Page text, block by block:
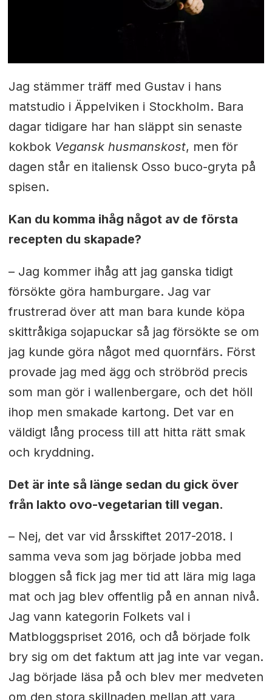
Jag stämmer träff med Gustav i hans
matstudio i Äppelviken i Stockholm. Bara
dagar tidigare har han släppt sin senaste
kokbok Vegansk husmanskost, men för
dagen står en italiensk Osso buco-gryta på
spisen.
Kan du komma ihåg något av de första
recepten du skapade?
– Jag kommer ihåg att jag ganska tidigt
försökte göra hamburgare. Jag var
frustrerad över att man bara kunde köpa
skittråkiga sojapuckar så jag försökte se om
jag kunde göra något med quornfärs. Först
provade jag med ägg och ströbröd precis
som man gör i wallenbergare, och det höll
ihop men smakade kartong. Det var en
väldigt lång process till att hitta rätt smak
och kryddning.
Det är inte så länge sedan du gick över
från lakto ovo-vegetarian till vegan.
– Nej, det var vid årsskiftet 2017-2018. I
samma veva som jag började jobba med
bloggen så fick jag mer tid att lära mig laga
mat och jag blev offentlig på en annan nivå.
Jag vann kategorin Folkets val i
Matbloggspriset 2016, och då började folk
bry sig om det faktum att jag inte var vegan.
Jag började läsa på och blev mer medveten